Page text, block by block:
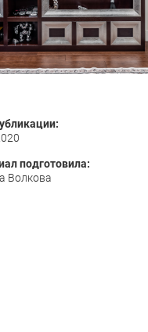
подготовила:
Волкова